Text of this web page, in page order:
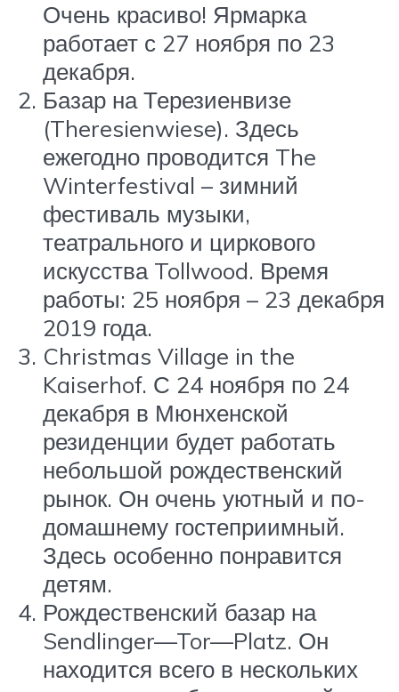
Очень красиво! Ярмарка
работает с 27 ноября по 23
декабря.
Базар на Терезиенвизе
(Theresienwiese). Здесь
ежегодно проводится The
Winterfestival – зимний
фестиваль музыки,
театрального и циркового
искусства Tollwood. Время
работы: 25 ноября – 23 декабря
2019 года.
Christmas Village in the
Kaiserhof. С 24 ноября по 24
декабря в Мюнхенской
резиденции будет работать
небольшой рождественский
рынок. Он очень уютный и по-
домашнему гостеприимный.
Здесь особенно понравится
детям.
Рождественский базар на
Sendlinger—Tor—Platz. Он
находится всего в нескольких